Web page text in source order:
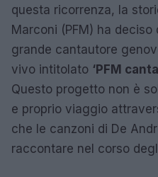
questa ricorrenza, la
Marconi (PFM) ha deciso
grande cantautore
vivo intitolato ‘PFM
Questo progetto non è
e proprio viaggio
che le canzoni di De
raccontare nel corso